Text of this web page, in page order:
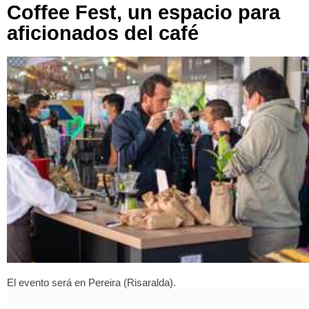
Coffee Fest, un espacio para
aficionados del café
El evento será en Pereira (Risaralda).